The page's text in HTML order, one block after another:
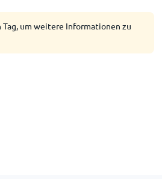
Tag, um weitere Informationen zu